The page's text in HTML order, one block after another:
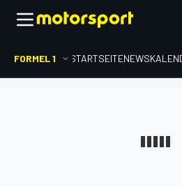
FORMEL 1 STARTSEITENEWS